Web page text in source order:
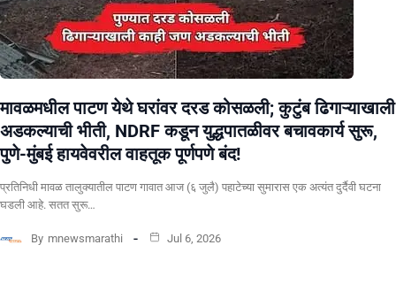
मावळमधील पाटण येथे घरांवर दरड कोसळली; कुटुंब ढिगाऱ्याखाली
अडकल्याची भीती, NDRF कडून युद्धपातळीवर बचावकार्य सुरू,
पुणे-मुंबई हायवेवरील वाहतूक पूर्णपणे बंद!
​प्रतिनिधी मावळ तालुक्यातील पाटण गावात आज (६ जुलै) पहाटेच्या सुमारास एक अत्यंत दुर्दैवी घटना
घडली आहे. सतत सुरू…
By mnewsmarathi Jul 6, 2026